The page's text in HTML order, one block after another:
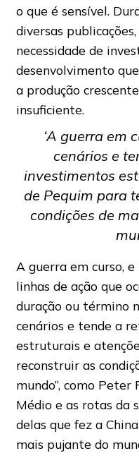
o que é sensível.
diversas
necessidade de
desenvolvimento
a produção
insuficiente.
‘A guerra em
cenários e
investimentos
de Pequim para
condições de
A guerra em curso, e
linhas de ação que
duração ou término
cenários e tende a
estruturais e
reconstruir as
mundo”, como
Médio e as rotas da
delas que fez a
mais pujante do